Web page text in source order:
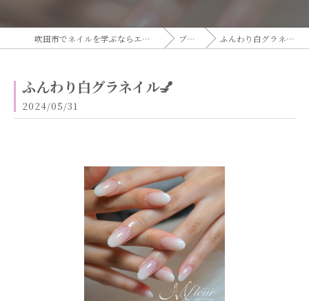
吹田市でネイルを学ぶならエムフルール ブログ ふんわり白グラネイル💅
ふんわり白グラネイル💅
2024/05/31